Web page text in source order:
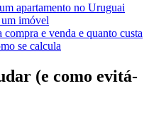
apartamento no Uruguai
um imóvel
e venda e quanto custa
se calcula
(e como evitá-